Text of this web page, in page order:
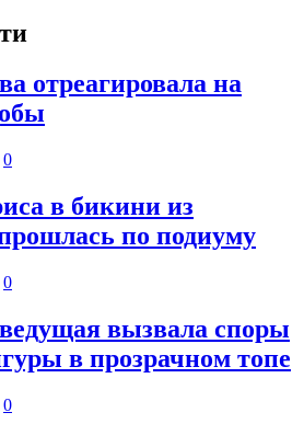
отреагировала на
0
в бикини из
по подиуму
0
вызвала споры
в прозрачном топе
0